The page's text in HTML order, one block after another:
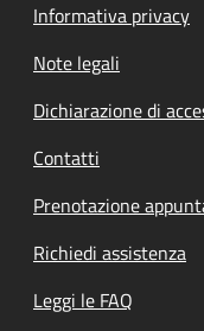
Informativa privacy
Note legali
Dichiarazione di
Contatti
Prenotazione
Richiedi assistenza
Leggi le FAQ